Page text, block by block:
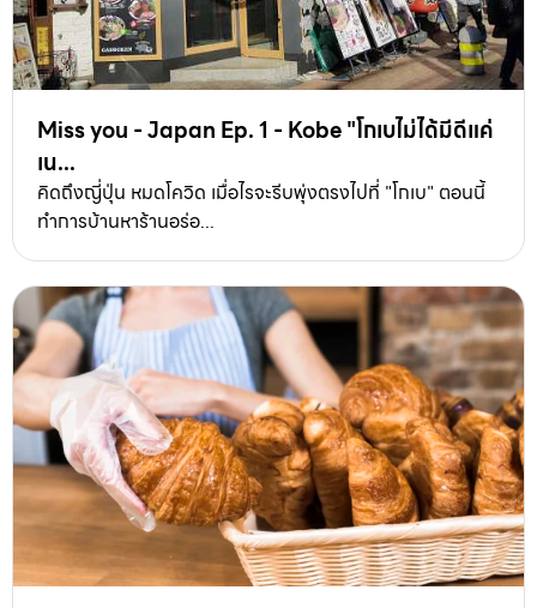
Miss you - Japan Ep. 1 - Kobe "โกเบไม่ได้มีดีแค่
เน...
คิดถึงญี่ปุ่น หมดโควิด เมื่อไรจะรีบพุ่งตรงไปที่ "โกเบ" ตอนนี้
ทำการบ้านหาร้านอร่อ...